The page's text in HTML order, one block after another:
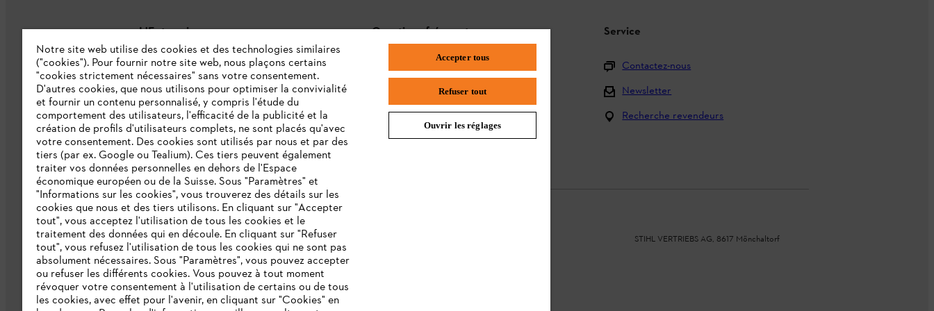
L'Entreprise
À propos de nous
Catalogue
Informations aux fournisseurs
Système d'alerte STIHL
Questions fréquentes
Batteries et Matériel Électrique
Notices d'emploi
Service
Contactez-nous
Newsletter
Recherche revendeurs
Politique de protection des données Mentions légales
STIHL VERTRIEBS AG, 8617 Mönchaltorf
Notre site web utilise des cookies et des technologies similaires
("cookies"). Pour fournir notre site web, nous plaçons certains
"cookies strictement nécessaires" sans votre consentement.
D'autres cookies, que nous utilisons pour optimiser la convivialité
et fournir un contenu personnalisé, y compris l'étude du
comportement des utilisateurs, l'efficacité de la publicité et la
création de profils d'utilisateurs complets, ne sont placés qu'avec
votre consentement. Des cookies sont utilisés par nous et par des
tiers (par ex. Google ou Tealium). Ces tiers peuvent également
traiter vos données personnelles en dehors de l'Espace
économique européen ou de la Suisse. Sous "Paramètres" et
"Informations sur les cookies", vous trouverez des détails sur les
cookies que nous et des tiers utilisons. En cliquant sur "Accepter
tout", vous acceptez l'utilisation de tous les cookies et le
traitement des données qui en découle. En cliquant sur "Refuser
tout", vous refusez l'utilisation de tous les cookies qui ne sont pas
absolument nécessaires. Sous "Paramètres", vous pouvez accepter
ou refuser les différents cookies. Vous pouvez à tout moment
révoquer votre consentement à l'utilisation de certains ou de tous
les cookies, avec effet pour l'avenir, en cliquant sur "Cookies" en
Accepter tous
Refuser tout
Ouvrir les réglages